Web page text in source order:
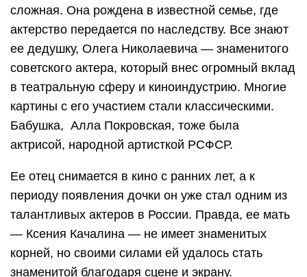
сложная. Она рождена в известной семье, где
актерство передается по наследству. Все знают
ее дедушку, Олега Николаевича — знаменитого
советского актера, который внес огромный вклад
в театральную сферу и киноиндустрию. Многие
картины с его участием стали классическими.
Бабушка, Алла Покровская, тоже была
актрисой, народной артисткой РСФСР.
Ее отец снимается в кино с ранних лет, а к
периоду появления дочки он уже стал одним из
талантливых актеров в России. Правда, ее мать
— Ксения Качалина — не имеет знаменитых
корней, но своими силами ей удалось стать
знаменитой благодаря сцене и экрану.